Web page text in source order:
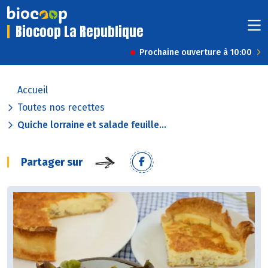
Biocoop La Republique
Prochaine ouverture à 10:00
Accueil
Toutes nos recettes
Quiche lorraine et salade feuille...
Partager sur